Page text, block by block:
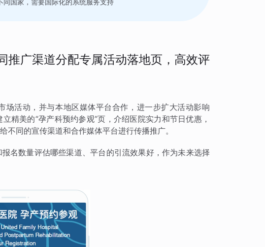
同国家，需要国际化的系统服务支持
推广渠道分配专属活动落地页，高效评
活动，并与本地区媒体平台合作，进一步扩大活动影响
精美的“孕产科预约参观”页，介绍医院实力和节日优惠，
同的宣传渠道和合作媒体平台进行传播推广。
名数量评估哪些渠道、平台的引流效果好，作为未来选择